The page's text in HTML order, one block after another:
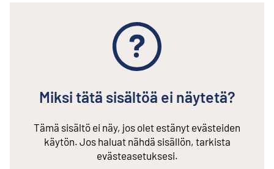
Miksi tätä sisältöä ei näytetä?
Tämä sisältö ei näy, jos olet estänyt evästeiden
käytön. Jos haluat nähdä sisällön, tarkista
evästeasetuksesi.